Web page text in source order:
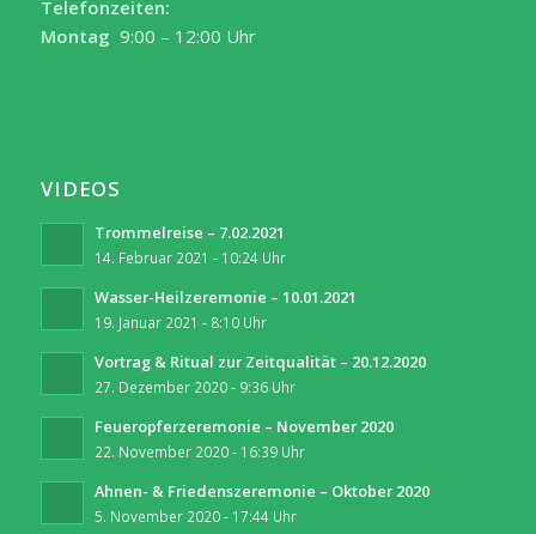
Telefonzeiten:
Montag 9:00 – 12:00 Uhr
VIDEOS
Trommelreise – 7.02.2021
14. Februar 2021 - 10:24 Uhr
Wasser-Heilzeremonie – 10.01.2021
19. Januar 2021 - 8:10 Uhr
Vortrag & Ritual zur Zeitqualität – 20.12.2020
27. Dezember 2020 - 9:36 Uhr
Feueropferzeremonie – November 2020
22. November 2020 - 16:39 Uhr
Ahnen- & Friedenszeremonie – Oktober 2020
5. November 2020 - 17:44 Uhr